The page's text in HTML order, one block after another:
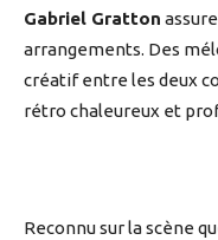
Gabriel Gratton
arrangements. Des
créatif entre les deux
rétro chaleureux et
Reconnu sur la scène